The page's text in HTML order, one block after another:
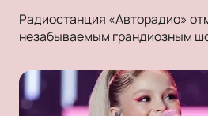
Радиостанция «Авторадио»
незабываемым грандиозным